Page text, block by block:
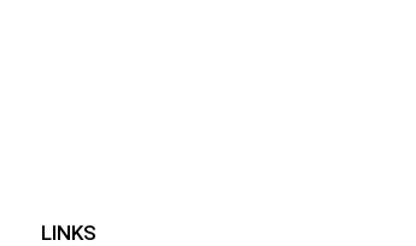
LINKS